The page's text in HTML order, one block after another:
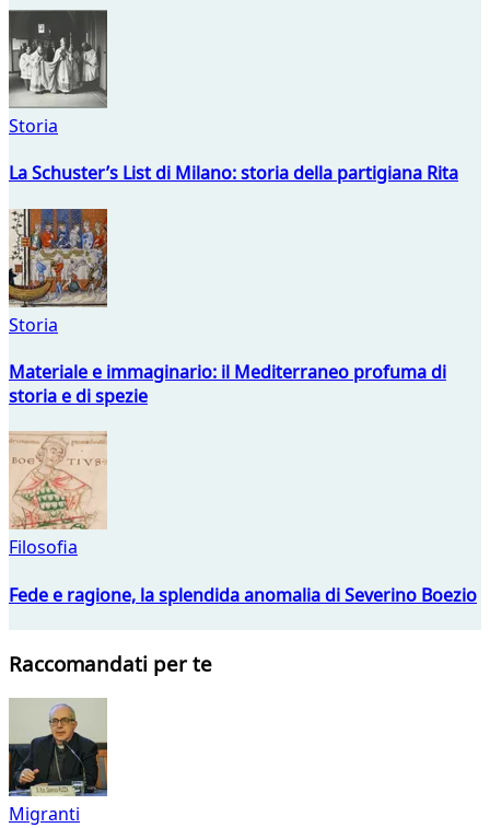
Storia
La Schuster’s List di Milano: storia della partigiana Rita
Storia
Materiale e immaginario: il Mediterraneo profuma di
storia e di spezie
Filosofia
Fede e ragione, la splendida anomalia di Severino Boezio
Raccomandati per te
Migranti